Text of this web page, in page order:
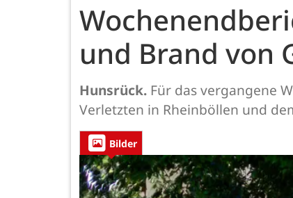
und Brand von
Hunsrück. Für das vergangene
Verletzten in Rheinböllen und
Bilder